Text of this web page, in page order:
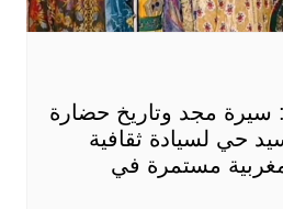
سيرة مجد وتاريخ حضارة
حي لسيادة ثقافية
مستمرة في